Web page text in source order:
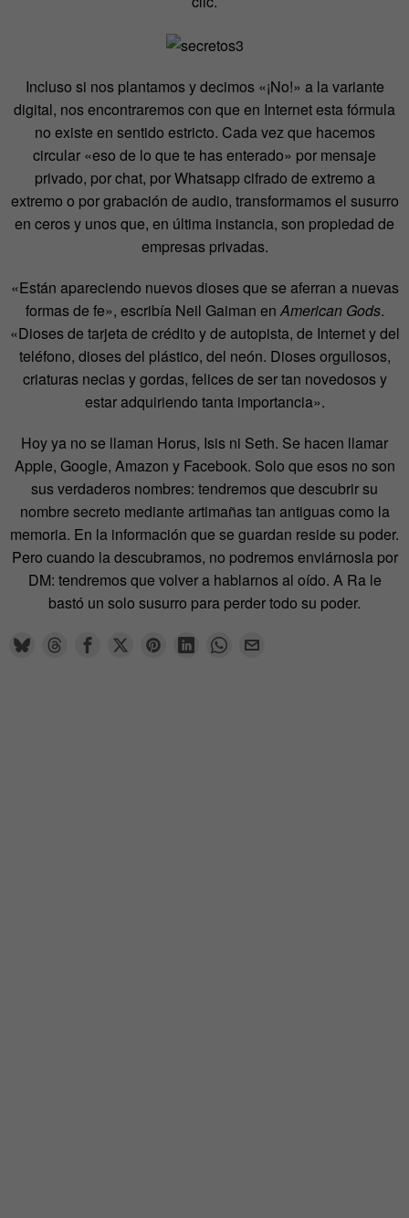
Incluso si nos plantamos y decimos «¡No!» a la variante
digital, nos encontraremos con que en Internet esta fórmula
no existe en sentido estricto. Cada vez que hacemos
circular «eso de lo que te has enterado» por mensaje
privado, por chat, por Whatsapp cifrado de extremo a
extremo o por grabación de audio, transformamos el susurro
en ceros y unos que, en última instancia, son propiedad de
empresas privadas.
«Están apareciendo nuevos dioses que se aferran a nuevas
formas de fe», escribía Neil Gaiman en American Gods.
«Dioses de tarjeta de crédito y de autopista, de Internet y del
teléfono, dioses del plástico, del neón. Dioses orgullosos,
criaturas necias y gordas, felices de ser tan novedosos y
estar adquiriendo tanta importancia».
Hoy ya no se llaman Horus, Isis ni Seth. Se hacen llamar
Apple, Google, Amazon y Facebook. Solo que esos no son
sus verdaderos nombres: tendremos que descubrir su
nombre secreto mediante artimañas tan antiguas como la
memoria. En la información que se guardan reside su poder.
Pero cuando la descubramos, no podremos enviárnosla por
DM: tendremos que volver a hablarnos al oído. A Ra le
bastó un solo susurro para perder todo su poder.